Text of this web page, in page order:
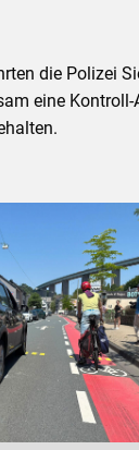
die Polizei
eine